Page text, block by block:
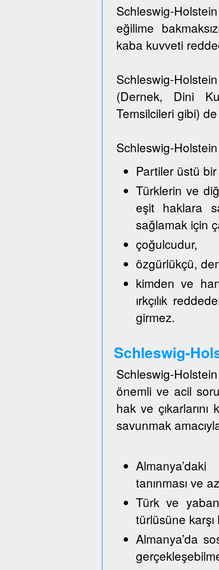
Schleswig-
eğilime
kaba kuvveti
Schleswig-
(Dernek, Dini
Temsilcileri gibi)
Schleswig-
Partiler üstü
Türklerin ve
eşit haklara
sağlamak için
çoğulcudur,
özgürlükçü,
kimden ve
ırkçılık
girmez.
Schleswig-
Schleswig-
önemli ve acil
hak ve
savunmak
tanınması ve
Türk ve
türlüsüne
Almanya’da